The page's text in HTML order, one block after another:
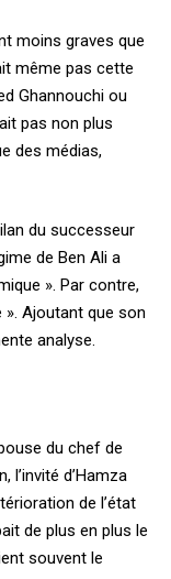
moins graves que
même pas cette
Ghannouchi ou
pas non plus
des médias,
du successeur
de Ben Ali a
». Par contre,
Ajoutant que son
analyse.
du chef de
l’invité d’Hamza
de l’état
de plus en plus le
souvent le